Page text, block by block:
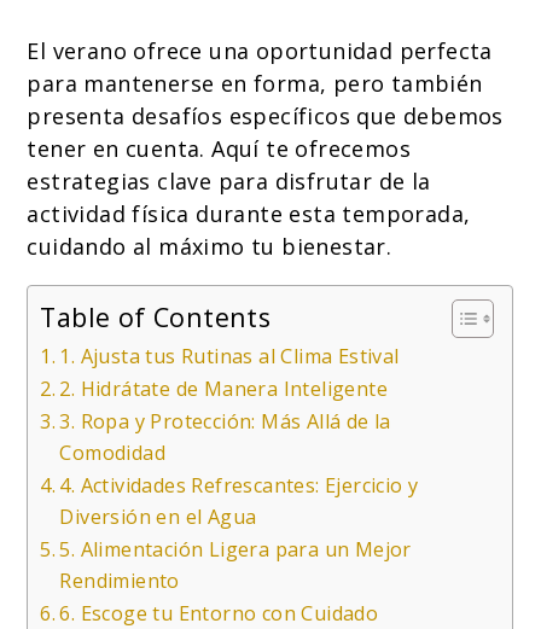
El verano ofrece una oportunidad perfecta
para mantenerse en forma, pero también
presenta desafíos específicos que debemos
tener en cuenta. Aquí te ofrecemos
estrategias clave para disfrutar de la
actividad física durante esta temporada,
cuidando al máximo tu bienestar.
Table of Contents
1. Ajusta tus Rutinas al Clima Estival
2. Hidrátate de Manera Inteligente
3. Ropa y Protección: Más Allá de la
Comodidad
4. Actividades Refrescantes: Ejercicio y
Diversión en el Agua
5. Alimentación Ligera para un Mejor
Rendimiento
6. Escoge tu Entorno con Cuidado